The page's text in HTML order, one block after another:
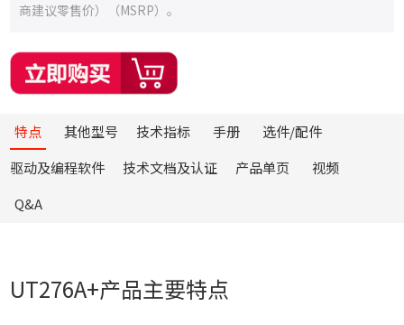
商建议零售价）（MSRP）。
特点 其他型号 技术指标 手册
选件/配件
驱动及编程软件
技术文档及认证 产品单页
视频
Q&A
UT276A+产品主要特点